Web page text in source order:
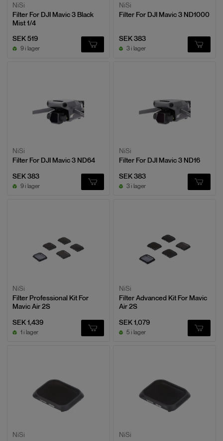
NiSi
Filter For DJI Mavic 3 Black
Mist 1/4
SEK 519
9 i lager
NiSi
Filter For DJI Mavic 3 ND1000
SEK 383
3 i lager
NiSi
Filter For DJI Mavic 3 ND64
SEK 383
9 i lager
NiSi
Filter For DJI Mavic 3 ND16
SEK 383
3 i lager
NiSi
Filter Professional Kit For
Mavic Air 2S
SEK 1,439
1 i lager
NiSi
Filter Advanced Kit For Mavic
Air 2S
SEK 1,079
5 i lager
NiSi
NiSi